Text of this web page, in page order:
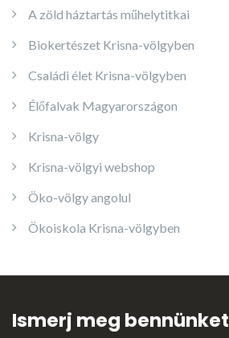
A zöld háztartás műhelytitkai
Biokertészet Krisna-völgyben
Családi élet Krisna-völgyben
Élőfalvak Magyarországon
Krisna-völgy
Krisna-völgyi webshop
Öko-völgy angolul
Ökoiskola Krisna-völgyben
Ismerj meg bennünket